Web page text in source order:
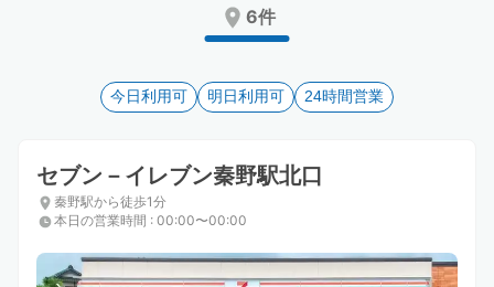
the
keyboard
shortcuts
for
changing
dates.
mark
key
the
keyboard
shortcuts
for
changing
dates.
6件
今日利用可 明日利用可 24時間営業
セブン－イレブン秦野駅北口
秦野駅から徒歩1分
本日の営業時間 : 00:00〜00:00